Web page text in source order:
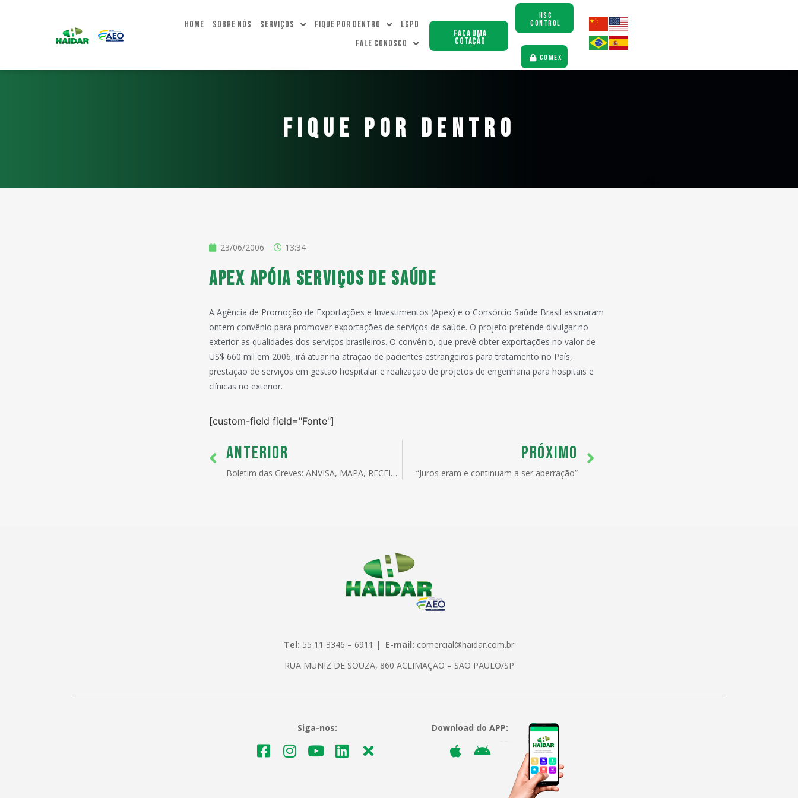
Home Sobre Nós Serviços Fique Por dentro
LGPD
Fale Conosco
Faça uma
Cotação
HSC
CONTROL
COMEX
FIQUE POR DENTRO
23/06/2006 13:34
Apex apóia serviços de saúde
A Agência de Promoção de Exportações e Investimentos (Apex) e o Consórcio Saúde Brasil assinaram
ontem convênio para promover exportações de serviços de saúde. O projeto pretende divulgar no
exterior as qualidades dos serviços brasileiros. O convênio, que prevê obter exportações no valor de
US$ 660 mil em 2006, irá atuar na atração de pacientes estrangeiros para tratamento no País,
prestação de serviços em gestão hospitalar e realização de projetos de engenharia para hospitais e
clínicas no exterior.
[custom-field field="Fonte"]
ANTERIOR
Boletim das Greves: ANVISA, MAPA, RECEITA e SUNAMAN
PRÓXIMO
“Juros eram e continuam a ser aberração”
Tel: 55 11 3346 – 6911 | E-mail: comercial@haidar.com.br
RUA MUNIZ DE SOUZA, 860 ACLIMAÇÃO – SÃO PAULO/SP
Siga-nos: Download do APP: